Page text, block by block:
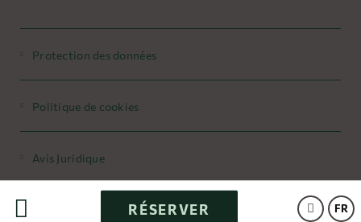
FR
RÉSERVER
Protection des données
Politique de cookies
Avis Juridique